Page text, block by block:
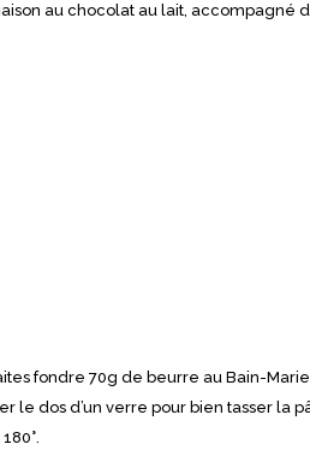
au chocolat au lait, accompagné
fondre 70g de beurre au Bain-
le dos d’un verre pour bien tasser la